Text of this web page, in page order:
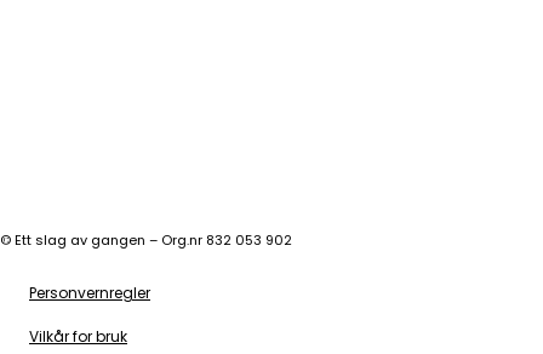
©Ett slag av gangen – Org.nr 832 053 902
Personvernregler
Vilkår for bruk